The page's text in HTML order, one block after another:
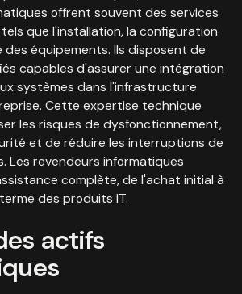
offrent souvent des services
que l'installation, la configuration
équipements. Ils disposent de
capables d'assurer une intégration
systèmes dans l'infrastructure
Cette expertise technique
les risques de dysfonctionnement,
et de réduire les interruptions de
Les revendeurs informatiques
complète, de l'achat initial à
des produits IT.
actifs